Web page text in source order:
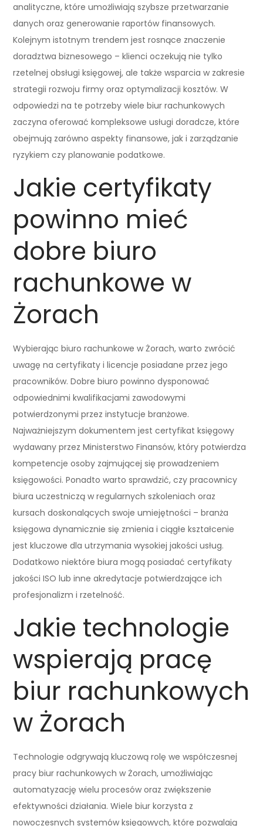
analityczne, które umożliwiają szybsze przetwarzanie
danych oraz generowanie raportów finansowych.
Kolejnym istotnym trendem jest rosnące znaczenie
doradztwa biznesowego – klienci oczekują nie tylko
rzetelnej obsługi księgowej, ale także wsparcia w zakresie
strategii rozwoju firmy oraz optymalizacji kosztów. W
odpowiedzi na te potrzeby wiele biur rachunkowych
zaczyna oferować kompleksowe usługi doradcze, które
obejmują zarówno aspekty finansowe, jak i zarządzanie
ryzykiem czy planowanie podatkowe.
Jakie certyfikaty
powinno mieć
dobre biuro
rachunkowe w
Żorach
Wybierając biuro rachunkowe w Żorach, warto zwrócić
uwagę na certyfikaty i licencje posiadane przez jego
pracowników. Dobre biuro powinno dysponować
odpowiednimi kwalifikacjami zawodowymi
potwierdzonymi przez instytucje branżowe.
Najważniejszym dokumentem jest certyfikat księgowy
wydawany przez Ministerstwo Finansów, który potwierdza
kompetencje osoby zajmującej się prowadzeniem
księgowości. Ponadto warto sprawdzić, czy pracownicy
biura uczestniczą w regularnych szkoleniach oraz
kursach doskonalących swoje umiejętności – branża
księgowa dynamicznie się zmienia i ciągłe kształcenie
jest kluczowe dla utrzymania wysokiej jakości usług.
Dodatkowo niektóre biura mogą posiadać certyfikaty
jakości ISO lub inne akredytacje potwierdzające ich
profesjonalizm i rzetelność.
Jakie technologie
wspierają pracę
biur rachunkowych
w Żorach
Technologie odgrywają kluczową rolę we współczesnej
pracy biur rachunkowych w Żorach, umożliwiając
automatyzację wielu procesów oraz zwiększenie
efektywności działania. Wiele biur korzysta z
nowoczesnych systemów księgowych, które pozwalają